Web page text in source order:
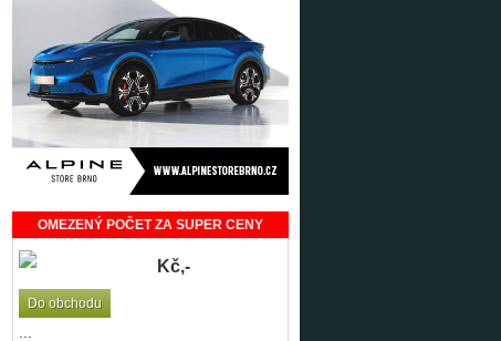
OMEZENÝ POČET ZA SUPER CENY
Kč,-
Do obchodu